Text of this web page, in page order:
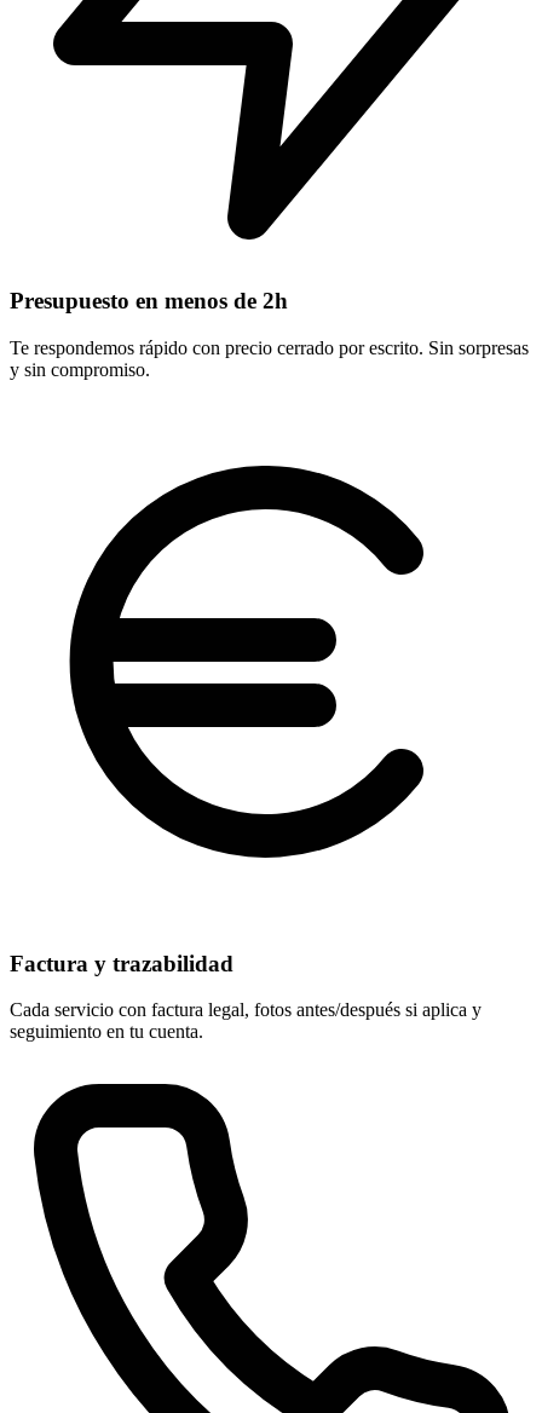
Presupuesto en menos de 2h
Te respondemos rápido con precio cerrado por escrito. Sin sorpresas
y sin compromiso.
Factura y trazabilidad
Cada servicio con factura legal, fotos antes/después si aplica y
seguimiento en tu cuenta.